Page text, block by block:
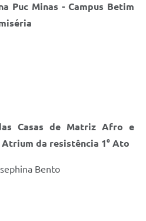
Puc Minas - Campus Betim
Casas de Matriz Afro e
da resistência 1° Ato
Bento